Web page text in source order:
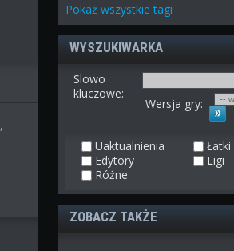
,
Pokażwszystkie tagi
WYSZUKIWARKA
Slowo
kluczowe:
Wersja gry:
Uaktualnienia
Łatki
Edytory
Ligi
Różne
ZOBACZ TAKŻE